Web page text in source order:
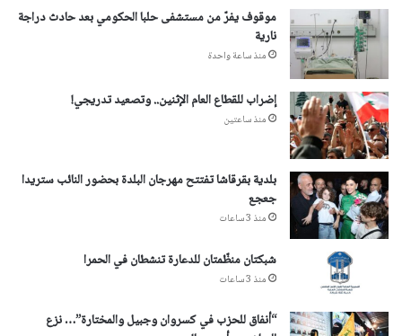
موقوف يفرّ من مستشفى حلبا الحكومي بعد حادث دراجة
نارية
منذ ساعة واحدة
إضراب للقطاع العام الإثنين.. وتصعيد تدريجي!
منذ ساعتين
بلدية بقرقاشا تفتتح مهرجان البلدة بحضور النائب ستريدا
جعجع
منذ 3 ساعات
شبكتان منظّمتان للدعارة تنشطان في الحمرا
منذ 3 ساعات
“أنفاق للحزب في كسروان وجبيل والمختارة”… نزع